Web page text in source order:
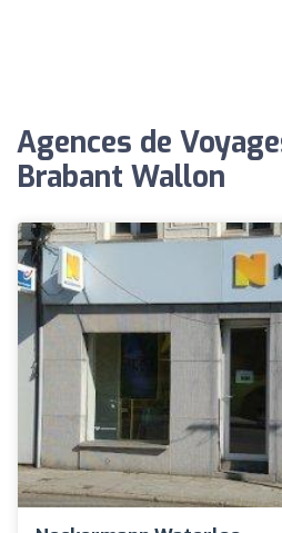
Agences de
Brabant Wallon